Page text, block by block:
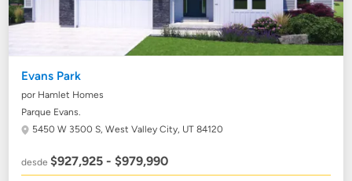
Evans Park
por Hamlet Homes
Parque Evans.
5450 W 3500 S,West Valley City, UT 84120
desde$927,925 - $979,990